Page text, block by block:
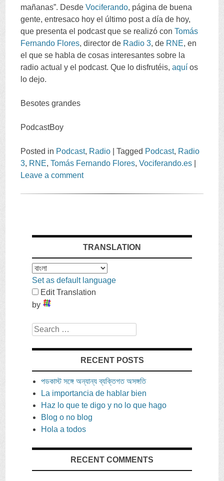
mañanas”. Desde Vociferando, página de buena
gente,entresaco hoy el último post a día de hoy,
que presenta el podcast que se realizó con Tomás
Fernando Flores,director de Radio 3,de RNE,en
el que se habla de cosas interesantes sobre la
radio actual y el podcast.Que lo disfrutéis,aquí os
lo dejo.
Besotes grandes
PodcastBoy
Posted in Podcast, Radio |Tagged Podcast, Radio
3, RNE,Tomás Fernando Flores,Vociferando.es
Leave a comment
TRANSLATION
Set as default language
Edit Translation
by
Search
RECENT POSTS
পডকাস্ট সঙ্গে অন্যান্য ব্যক্তিগত অসঙ্গতি
La importancia de hablar bien
Haz lo que te digo y no lo que hago
Blog o no blog
Hola a todos
RECENT COMMENTS